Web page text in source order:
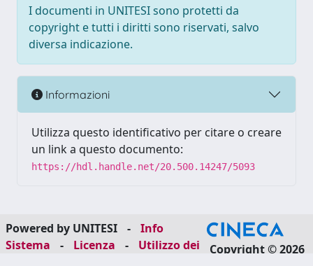
I documenti in UNITESI sono protetti da
copyright e tutti i diritti sono riservati, salvo
diversa indicazione.
Informazioni
Utilizza questo identificativo per citare o creare
un link a questo documento:
https://hdl.handle.net/20.500.14247/5093
Powered by UNITESI -
Info
Sistema
- Licenza -
Utilizzo dei
Copyright © 2026